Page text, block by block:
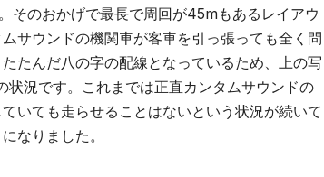
そのおかげで最長で周回が45mもあるレイアウ
サウンドの機関車が客車を引っ張っても全く問
たんだ八の字の配線となっているため、上の写
況です。これまでは正直カンタムサウンドの
いても走らせることはないという状況が続いて
なりました。